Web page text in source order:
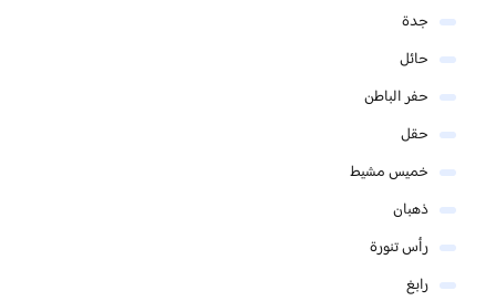
جدة
حائل
حفر الباطن
حقل
خميس مشيط
ذهبان
رأس تنورة
رابغ